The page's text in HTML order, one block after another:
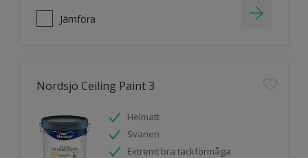
Jämföra
Nordsjö Ceiling Paint 3
Helmatt
Svanen
Extremt bra täckförmåga